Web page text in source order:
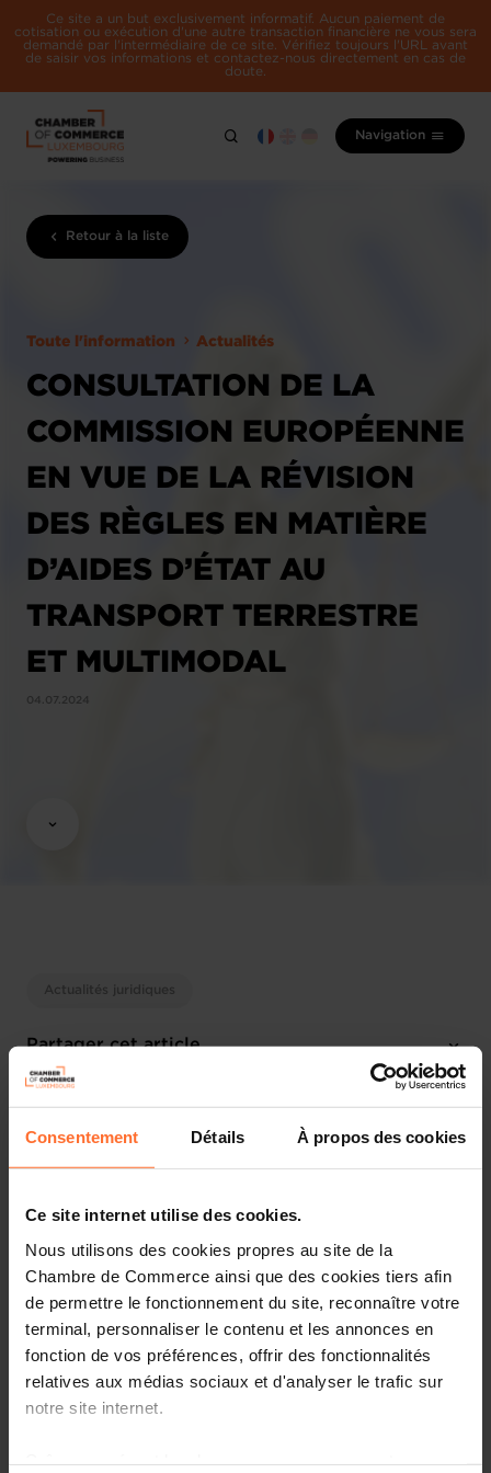
Consentement Détails À propos des cookies
Ce site internet utilise des cookies.
Nous utilisons des cookies propres au site de la
Chambre de Commerce ainsi que des cookies tiers afin
de permettre le fonctionnement du site, reconnaître votre
terminal, personnaliser le contenu et les annonces en
fonction de vos préférences, offrir des fonctionnalités
relatives aux médias sociaux et d'analyser le trafic sur
notre site internet.
Ce site a un but exclusivement informatif. Aucun paiement de
cotisation ou exécution d'une autre transaction financière ne vous sera
demandé par l'intermédiaire de ce site. Vérifiez toujours l'URL avant
de saisir vos informations et contactez-nous directement en cas de
doute.
Navigation
Retour à la liste
Toute l'information Actualités
CONSULTATION DE LA
COMMISSION EUROPÉENNE
EN VUE DE LA RÉVISION
DES RÈGLES EN MATIÈRE
D’AIDES D’ÉTAT AU
TRANSPORT TERRESTRE
ET MULTIMODAL
04.07.2024
Actualités juridiques
Partager cet article
publique concernant les règles en matière d’aides d’État